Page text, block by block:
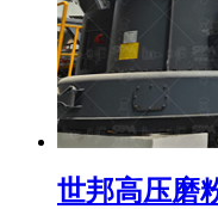
世邦高压磨